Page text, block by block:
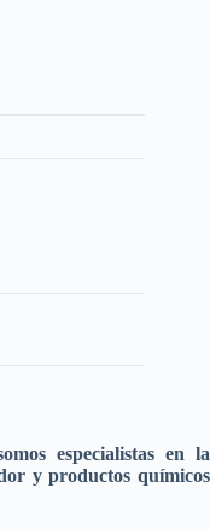
especialistas en la
y productos químicos